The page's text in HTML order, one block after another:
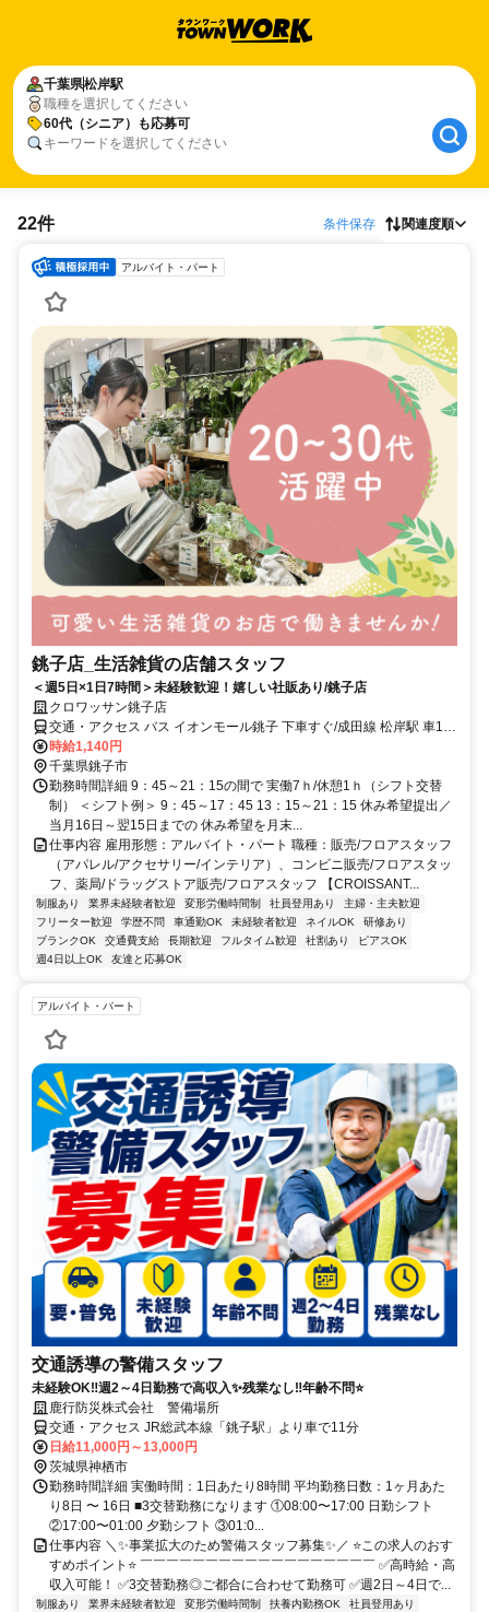
千葉県松岸駅
職種を選択してください
60代（シニア）も応募可
キーワードを選択してください
22件 条件保存 関連度順
アルバイト・パート
銚子店_生活雑貨の店舗スタッフ
＜週5日×1日7時間＞未経験歓迎！嬉しい社販あり/銚子店
クロワッサン銚子店
交通・アクセス バス イオンモール銚子 下車すぐ/成田線 松岸駅 車10
分/総武本線 松岸駅 車10分/銚子電気鉄道 銚子駅 車10分
時給1,140円
千葉県銚子市
勤務時間詳細 9：45～21：15の間で 実働7ｈ/休憩1ｈ（シフト交替
制） ＜シフト例＞ 9：45～17：45 13：15～21：15 休み希望提出／
当月16日～翌15日までの 休み希望を月末...
仕事内容 雇用形態：アルバイト・パート 職種：販売/フロアスタッフ
（アパレル/アクセサリー/インテリア）、コンビニ販売/フロアスタッ
フ、薬局/ドラッグストア販売/フロアスタッフ 【CROISSANT...
制服あり 業界未経験者歓迎 変形労働時間制 社員登用あり
主婦・主夫歓迎
フリーター歓迎
学歴不問 車通勤OK 未経験者歓迎 ネイルOK
研修あり
ブランクOK
交通費支給 長期歓迎 フルタイム歓迎 社割あり
ピアスOK
週4日以上OK
友達と応募OK
アルバイト・パート
交通誘導の警備スタッフ
未経験OK‼週2～4日勤務で高収入✨残業なし‼年齢不問⭐
鹿行防災株式会社 警備場所
交通・アクセス JR総武本線「銚子駅」より車で11分
日給11,000円～13,000円
茨城県神栖市
勤務時間詳細 実働時間：1日あたり8時間 平均勤務日数：1ヶ月あた
り8日 〜 16日 ■3交替勤務になります ①08:00〜17:00 日勤シフト
②17:00〜01:00 夕勤シフト ③01:0...
仕事内容 ＼✨事業拡大のため警備スタッフ募集✨／ ⭐この求人のおす
すめポイント⭐ ￣￣￣￣￣￣￣￣￣￣￣￣￣￣￣￣￣￣ ✅高時給・高
収入可能！ ✅3交替勤務◎ご都合に合わせて勤務可 ✅週2日～4日で...
制服あり 業界未経験者歓迎 変形労働時間制 扶養内勤務OK
社員登用あり